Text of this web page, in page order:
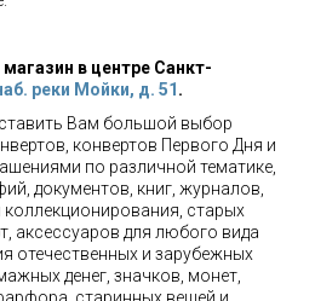
в центре Санкт-
реки Мойки, д. 51 .
Вам большой выбор
конвертов Первого Дня и
по различной тематике,
документов, книг, журналов,
старых
аксессуаров для любого вида
отечественных и зарубежных
денег, значков, монет,